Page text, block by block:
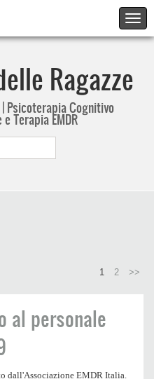
Ragazze
Psicoterapia Cognitivo
Terapia EMDR
1 2 >>
al personale
dall'Associazione EMDR Italia.